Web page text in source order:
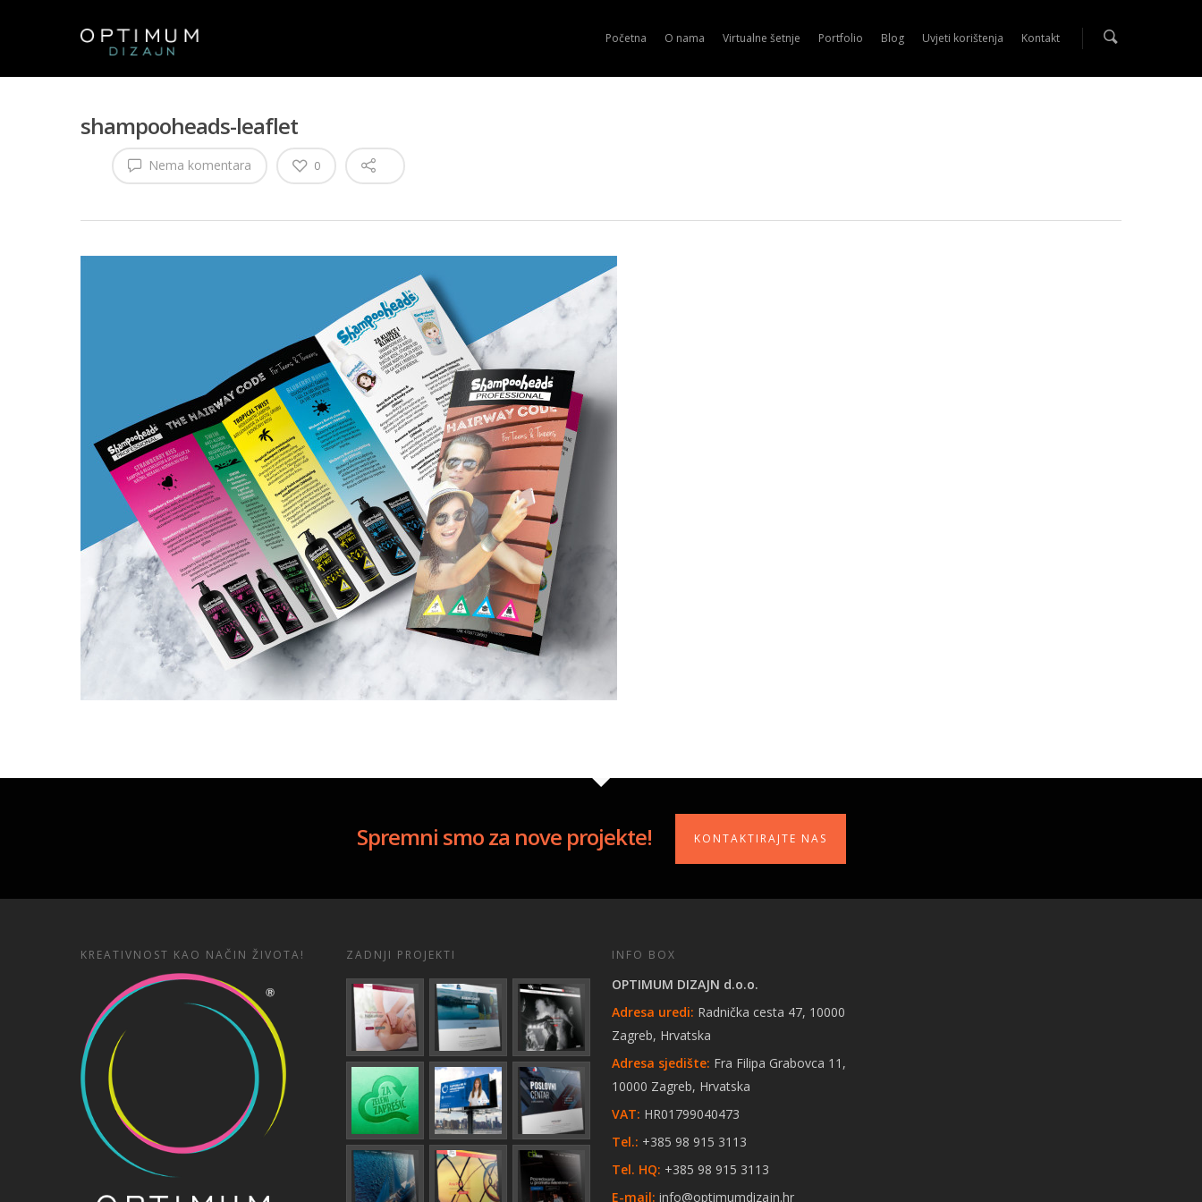
Početna O nama Virtualne šetnje Portfolio Blog Uvjeti korištenja Kontakt
shampooheads-leaflet
Nema komentara 0
Spremni smo za nove projekte! KONTAKTIRAJTE NAS
KREATIVNOST KAO NAČIN ŽIVOTA! ZADNJI PROJEKTI INFO BOX
OPTIMUM DIZAJN d.o.o.
Adresa uredi: Radnička cesta 47, 10000
Zagreb, Hrvatska
Adresa sjedište: Fra Filipa Grabovca 11,
10000 Zagreb, Hrvatska
VAT: HR01799040473
Tel.: +385 98 915 3113
Tel. HQ: +385 98 915 3113
E-mail: info@optimumdizajn.hr